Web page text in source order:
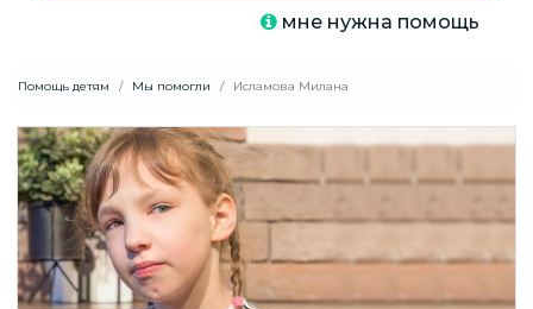
мне нужна помощь
Помощь детям Мы помогли Исламова Милана